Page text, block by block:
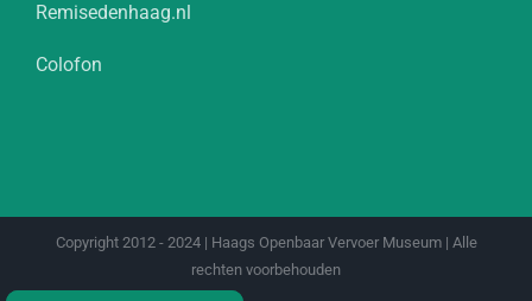
Remisedenhaag.nl
Colofon
Copyright 2012 - 2024 | Haags Openbaar Vervoer Museum | Alle
rechten voorbehouden